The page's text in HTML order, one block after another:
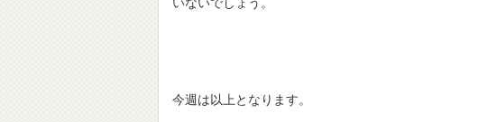
今週は以上となります。